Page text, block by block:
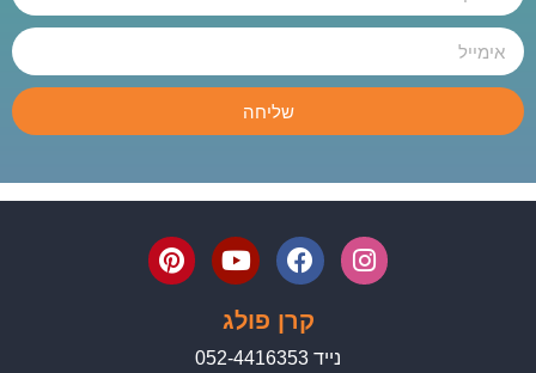
שליחה
קרן פולג
נייד 052-4416353